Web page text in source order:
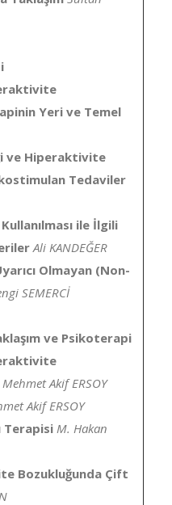
Yeri ve Temel
ve Hiperaktivite
Tedaviler
ile İlgili
Ali KANDEĞER
Olmayan (Non-
SEMERCİ
ve Psikoterapi
Mehmet Akif ERSOY
Akif ERSOY
Terapisi M. Hakan
Bozukluğunda Çift